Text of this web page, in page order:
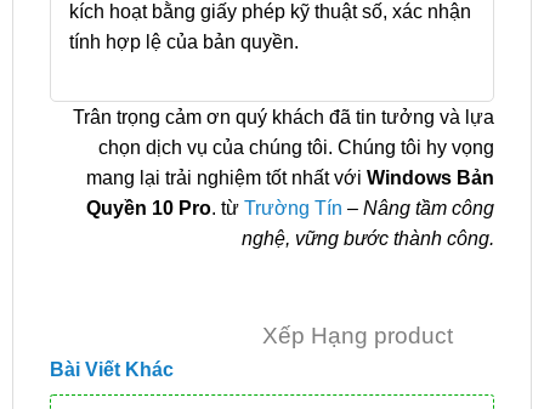
kích hoạt bằng giấy phép kỹ thuật số, xác nhận
tính hợp lệ của bản quyền.
Trân trọng cảm ơn quý khách đã tin tưởng và lựa
chọn dịch vụ của chúng tôi. Chúng tôi hy vọng
mang lại trải nghiệm tốt nhất vớiWindows Bản
Quyền 10 Pro. từTrường Tín –Nâng tầm công
nghệ, vững bước thành công.
Xếp Hạng product
Bài Viết Khác